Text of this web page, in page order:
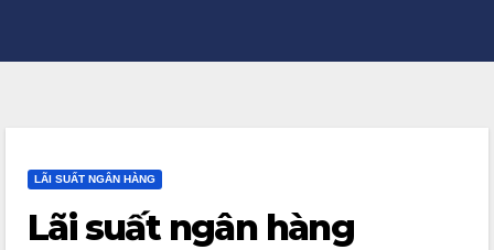
LÃI SUẤT NGÂN HÀNG
Lãi suất ngân hàng